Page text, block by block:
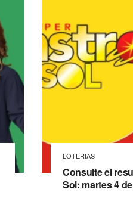
LOTERIAS
Consulte el
Sol: martes 4